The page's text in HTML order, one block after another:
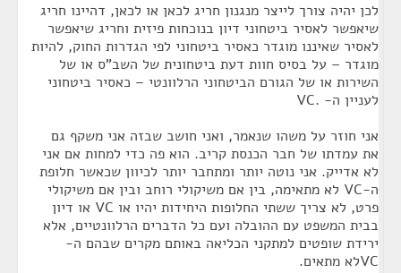
לכן יהיה צורך לייצר מנגנון חריג לכאן או לכאן, דהיינו חריג
שיאפשר לאסיר ביטחוני דיון בנוכחות פיזית וחריג שיאפשר
לאסיר שאיננו מוגדר כאסיר ביטחוני לפי הגדרות החוק, להיות
מוגדר – על בסיס חוות דעת ביטחונית של השב"ס או של
השירות או של הגורם הביטחוני הרלוונטי – כאסיר ביטחוני
לעניין ה- .VC
אני חוזר על משהו שנאמר, ואני חושב שבזה אני משקף גם
את עמדתו של חבר הכנסת קריב. הוא פה כדי למחות אם אני
לא אדייק. אני נוטה יותר ומתחבר יותר לכיוון שכאשר חלופת
ה-VC לא מתאימה, בין אם משיקולי רוחב ובין אם משיקולי
פרט, לא צריך ששתי החלופות היחידות יהיו או VC או דיון
בבית המשפט עם ההובלה ועם כל הדברים הרלוונטיים, אלא
ירידת שופטים למתקני הכליאה באותם מקרים שבהם ה-
VCלא מתאים.